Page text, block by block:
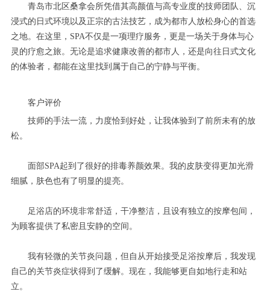
青岛市北区桑拿会所凭借其高颜值与高专业度的技师团队、沉
浸式的日式环境以及正宗的古法技艺，成为都市人放松身心的首选
之地。在这里，SPA不仅是一项理疗服务，更是一场关于身体与心
灵的疗愈之旅。无论是追求健康改善的都市人，还是向往日式文化
的体验者，都能在这里找到属于自己的宁静与平衡。
客户评价
技师的手法一流，力度恰到好处，让我体验到了前所未有的放
松。
面部SPA起到了很好的排毒养颜效果。我的皮肤变得更加光滑
细腻，肤色也有了明显的提亮。
足浴店的环境非常舒适，干净整洁，且设有独立的按摩包间，
为顾客提供了私密且安静的空间。
我有轻微的关节炎问题，但自从开始接受足浴按摩后，我发现
自己的关节炎症状得到了缓解。现在，我能够更自如地行走和站
立。